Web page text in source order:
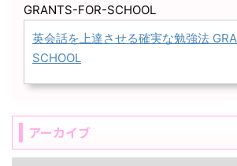
GRANTS-FOR-SCHOOL
英会話を上達させる確実な勉強法
SCHOOL
アーカイブ